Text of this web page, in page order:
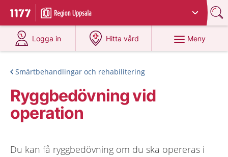
Till startsidan för 1177
Du har valt region
Logga in
på 1177.se
Hitta vård
på 1177.se
Meny
Smärtbehandlingar och rehabilitering
Ryggbedövning vid
operation
Du kan få ryggbedövning om du ska opereras i